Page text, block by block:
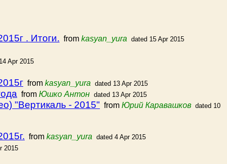
. Итоги. from kasyan_yura dated 15 Apr 2015
Apr 2015
from kasyan_yura dated 13 Apr 2015
from Юшко Антон dated 13 Apr 2015
"Вертикаль - 2015" from Юрий Каравашков dated 10
from kasyan_yura dated 4 Apr 2015
2015